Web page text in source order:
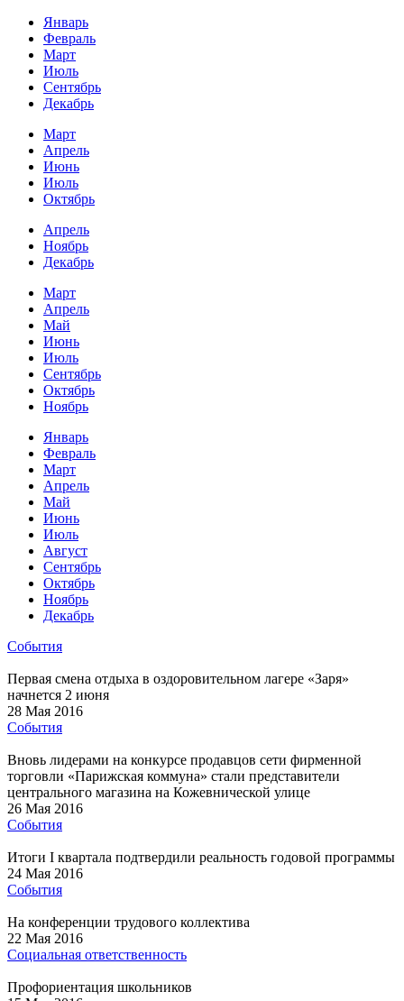
Январь
Февраль
Март
Июль
Сентябрь
Декабрь
Март
Апрель
Июнь
Июль
Октябрь
Апрель
Ноябрь
Декабрь
Март
Апрель
Май
Июнь
Июль
Сентябрь
Октябрь
Ноябрь
Январь
Февраль
Март
Апрель
Май
Июнь
Июль
Август
Сентябрь
Октябрь
Ноябрь
Декабрь
События
Первая смена отдыха в оздоровительном лагере «Заря»
начнется 2 июня
28 Мая 2016
События
Вновь лидерами на конкурсе продавцов сети фирменной
торговли «Парижская коммуна» стали представители
центрального магазина на Кожевнической улице
26 Мая 2016
События
Итоги I квартала подтвердили реальность годовой программы
24 Мая 2016
События
На конференции трудового коллектива
22 Мая 2016
Социальная ответственность
Профориентация школьников